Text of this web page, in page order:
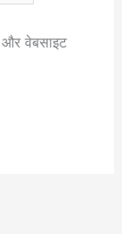
और वेबसाइट